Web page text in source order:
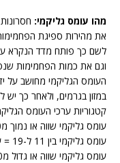
מהו עומס גליקמי:
את מהירות ספיגת
לשם כך פותח מדד הנקרא
וגם את כמות הפחמימות
העומס הגליקמי מחושב על
במזון בגרמים, ולאחר כך יש
קטגוריות ערכי העומס
עומס גליקמי שווה או נמוך מ10 = עומס גליקמי נמוך.
עומס גליקמי בין 11 ל-19 = עומס גליקמי בינוני.
עומס גליקמי שווה או גדול מ20 = עומס גליקמי גבוה.